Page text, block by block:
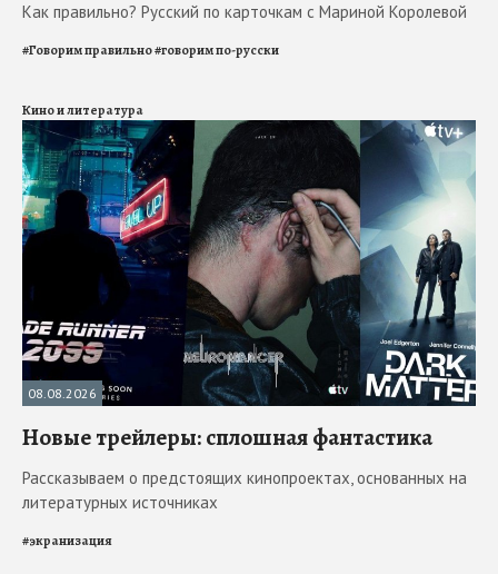
Как правильно? Русский по карточкам с Мариной Королевой
#Говорим правильно#говорим по-русски
Кино и литература
08.08.2026
Новые трейлеры: сплошная фантастика
Рассказываем о предстоящих кинопроектах, основанных на
литературных источниках
#экранизация